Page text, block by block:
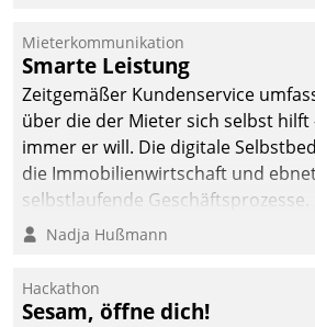
integrieren.
Mieterkommunikation
Smarte Leistung
Zeitgemäßer Kundenservice
über die der Mieter sich selbst hilft
immer er will. Die digitale
die Immobilienwirtschaft und
selbstlaufende
Kunde und smart der
Nadja Hußmann
Hackathon
Sesam, öffne dich!